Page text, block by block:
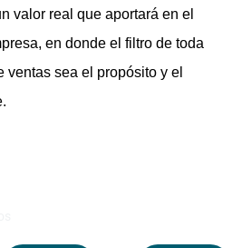
valor real que aportará en el
en donde el filtro de toda
ventas sea el propósito y el